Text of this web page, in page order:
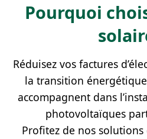
Pourquoi
Réduisez vos factures
la transition
accompagnent dans
photovoltaïques
Profitez de nos